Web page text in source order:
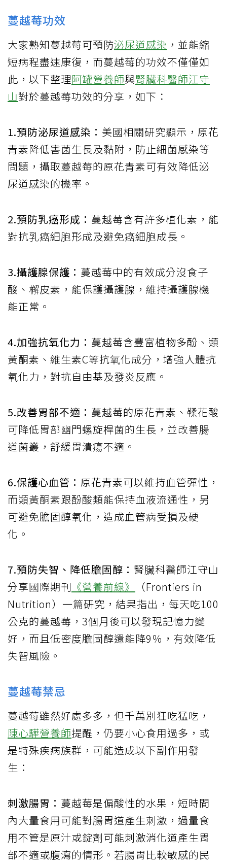
蔓越莓功效
大家熟知蔓越莓可預防泌尿道感染 ，並能縮
短病程盡速康復，而蔓越莓的功效不僅僅如
此，以下整理阿罐營養師與腎臟科醫師江守
山對於蔓越莓功效的分享，如下：
1.預防泌尿道感染： 美國相關研究顯示，原花
青素降低害菌生長及黏附，防止細菌感染等
問題，攝取蔓越莓的原花青素可有效降低泌
尿道感染的機率。
2.預防乳癌形成： 蔓越莓含有許多植化素，能
對抗乳癌細胞形成及避免癌細胞成長。
3.攝護腺保護： 蔓越莓中的有效成分沒食子
酸、檞皮素，能保護攝護腺，維持攝護腺機
能正常。
4.加強抗氧化力： 蔓越莓含豐富植物多酚、類
黃酮素、維生素C等抗氧化成分，增強人體抗
氧化力，對抗自由基及發炎反應。
5.改善胃部不適： 蔓越莓的原花青素、鞣花酸
可降低胃部幽門螺旋桿菌的生長，並改善腸
道菌叢，舒緩胃潰瘍不適。
6.保護心血管： 原花青素可以維持血管彈性，
而類黃酮素跟酚酸類能保持血液流通性，另
可避免膽固醇氧化，造成血管病受損及硬
化。
7.預防失智、降低膽固醇： 腎臟科醫師江守山
分享國際期刊 《營養前線》
（Frontiers in
Nutrition）一篇研究，結果指出，每天吃100
公克的蔓越莓，3個月後可以發現記憶力變
好，而且低密度膽固醇還能降9％，有效降低
失智風險。
蔓越莓禁忌
蔓越莓雖然好處多多，但千萬別狂吃猛吃，
陳心驊營養師提醒，仍要小心食用過多，或
是特殊疾病族群，可能造成以下副作用發
生：
刺激腸胃： 蔓越莓是偏酸性的水果，短時間
內大量食用可能對腸胃道產生刺激，過量食
用不管是原汁或錠劑可能刺激消化道產生胃
部不適或腹瀉的情形。若腸胃比較敏感的民